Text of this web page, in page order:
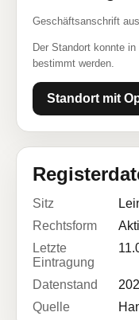
Geschäftsanschrift
Der Standort konnte
bestimmt werden.
Standort mit
Sitz
Rechtsform
Letzte
Eintragung
Datenstand
Quelle